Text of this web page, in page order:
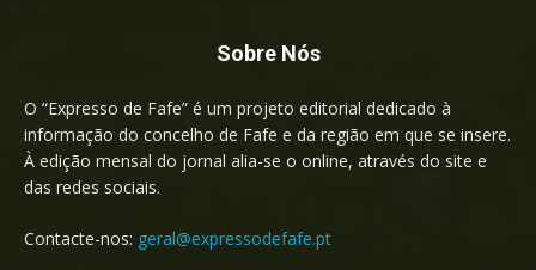
Sobre Nós
O “Expresso de Fafe” é um projeto editorial dedicado à
informação do concelho de Fafe e da região em que se insere.
À edição mensal do jornal alia-se o online, através do site e
das redes sociais.
Contacte-nos: geral@expressodefafe.pt